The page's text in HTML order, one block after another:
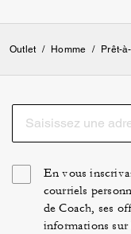
Outlet / Homme / Prêt-
En vous
courriels
de Coach, ses
informations sur